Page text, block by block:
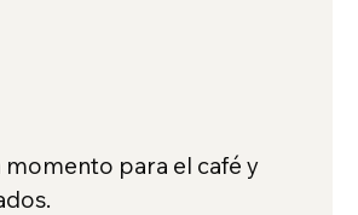
para el café y